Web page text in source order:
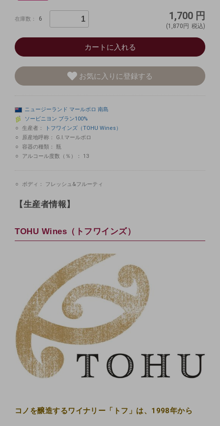
在庫数： 6 1,700 円
(1,870円 税込)
カートに入れる
お気に入りに登録する
ニュージーランド マールボロ 南島
ソービニヨン ブラン100%
生産者：
トフワインズ（TOHU Wines）
原産地呼称：
G.I.マールボロ
容器の種類：
瓶
アルコール度数（％）：
13
ボディ： フレッシュ&フルーティ
【生産者情報】
TOHU Wines（トフワインズ）
コノを醸造するワイナリー「トフ」は、1998年から